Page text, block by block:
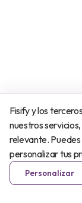
Fisify y los
nuestros
relevante.
personalizar tus
Personalizar